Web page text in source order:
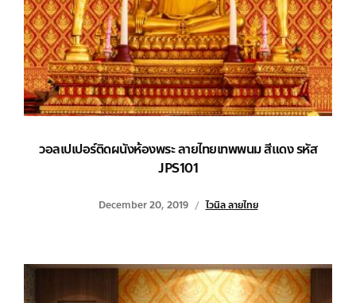
วอลเปเปอร์ติดผนังห้องพระ ลายไทยเทพพนม สีแดง รหัส
JPS101
December 20, 2019 ไวนิล ลายไทย